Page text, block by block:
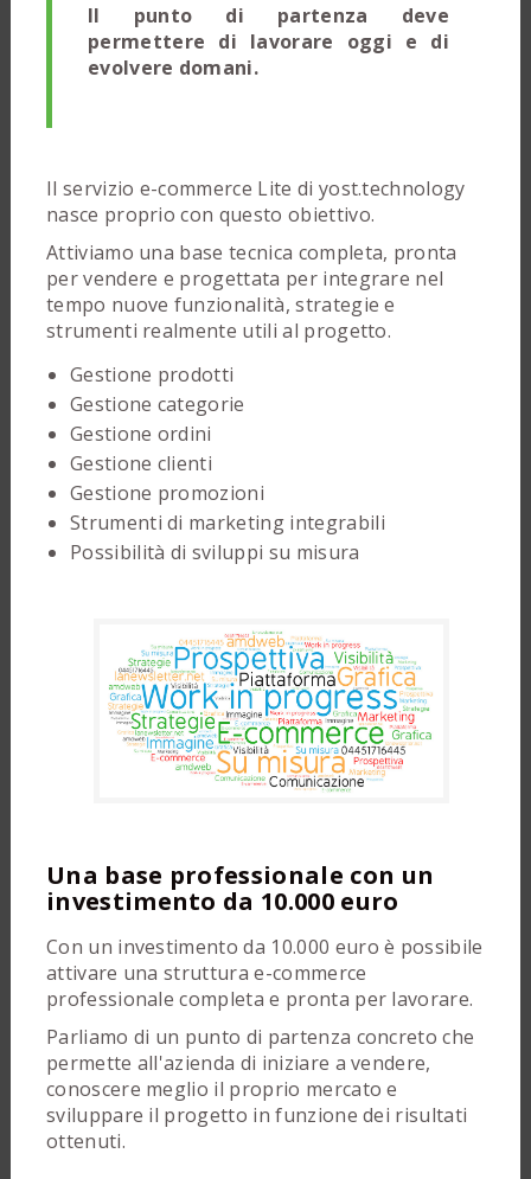
Il punto di partenza deve
permettere di lavorare oggi e di
evolvere domani.
Il servizio e-commerce Lite di yost.technology
nasce proprio con questo obiettivo.
Attiviamo una base tecnica completa, pronta
per vendere e progettata per integrare nel
tempo nuove funzionalità, strategie e
strumenti realmente utili al progetto.
Gestione prodotti
Gestione categorie
Gestione ordini
Gestione clienti
Gestione promozioni
Strumenti di marketing integrabili
Possibilità di sviluppi su misura
Una base professionale con un
investimento da 10.000 euro
Con un investimento da 10.000 euro è possibile
attivare una struttura e-commerce
professionale completa e pronta per lavorare.
Parliamo di un punto di partenza concreto che
permette all'azienda di iniziare a vendere,
conoscere meglio il proprio mercato e
sviluppare il progetto in funzione dei risultati
ottenuti.